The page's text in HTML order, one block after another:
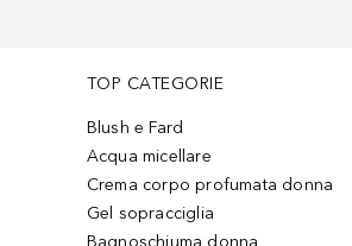
TOP CATEGORIE
Blush e Fard
Acqua micellare
Crema corpo profumata donna
Gel sopracciglia
Bagnoschiuma donna